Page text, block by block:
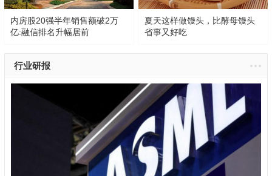
内房股20强半年销售额破2万
亿:融信排名升幅居前
夏天这样做馒头，比酵母馒头
省事又好吃
行业研报